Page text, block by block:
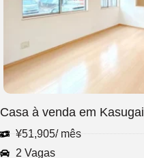
Casa à venda em Kasugai
¥51,905/ mês
2 Vagas